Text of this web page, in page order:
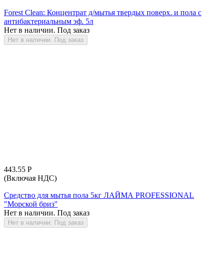
Forest Clean: Концентрат д/мытья твердых поверх. и пола с
антибактериальным эф. 5л
Нет в наличии. Под заказ
Нет в наличии. Под заказ
443.55 Р
(Включая НДС)
Средство для мытья пола 5кг ЛАЙМА PROFESSIONAL
"Морской бриз"
Нет в наличии. Под заказ
Нет в наличии. Под заказ